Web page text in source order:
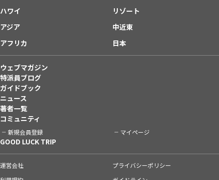
ハワイ
リゾート
アジア
中近東
アフリカ
日本
ウェブマガジン
特派員ブログ
ガイドブック
ニュース
著者一覧
コミュニティ
新規会員登録 マイページ
GOOD LUCK TRIP
運営会社
プライバシーポリシー